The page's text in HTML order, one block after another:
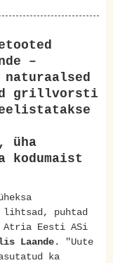
–
naturaalsed
grillvorsti
üha
kodumaist
lihtsad, puhtad
Atria Eesti ASi
Laande. "Uute
ka